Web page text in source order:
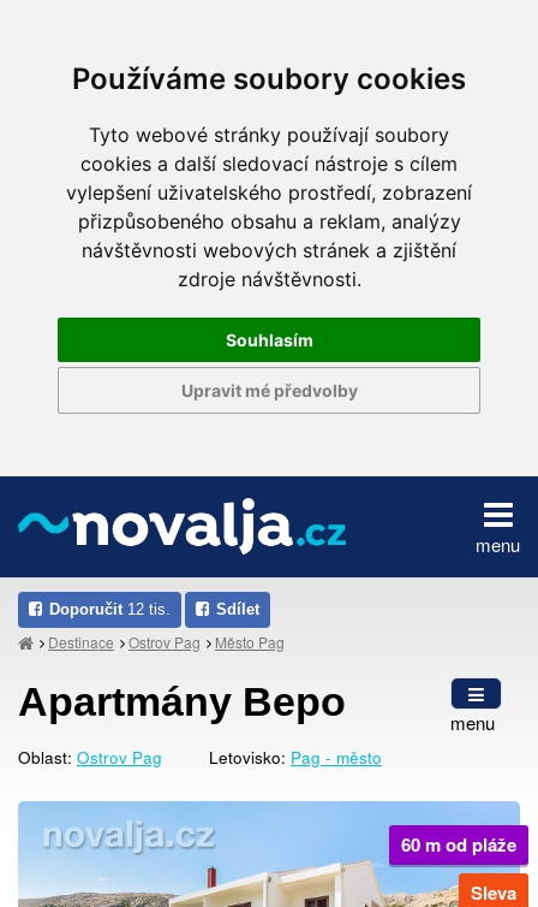
Používáme soubory cookies
Tyto webové stránky používají soubory
cookies a další sledovací nástroje s cílem
vylepšení uživatelského prostředí, zobrazení
přizpůsobeného obsahu a reklam, analýzy
návštěvnosti webových stránek a zjištění
zdroje návštěvnosti.
Souhlasím
Upravit mé předvolby
menu
Doporučit 12 tis. Sdílet
Destinace Ostrov Pag Město Pag
menu
Apartmány Bepo
Oblast: Ostrov Pag Letovisko: Pag - město
60 m od pláže
Sleva